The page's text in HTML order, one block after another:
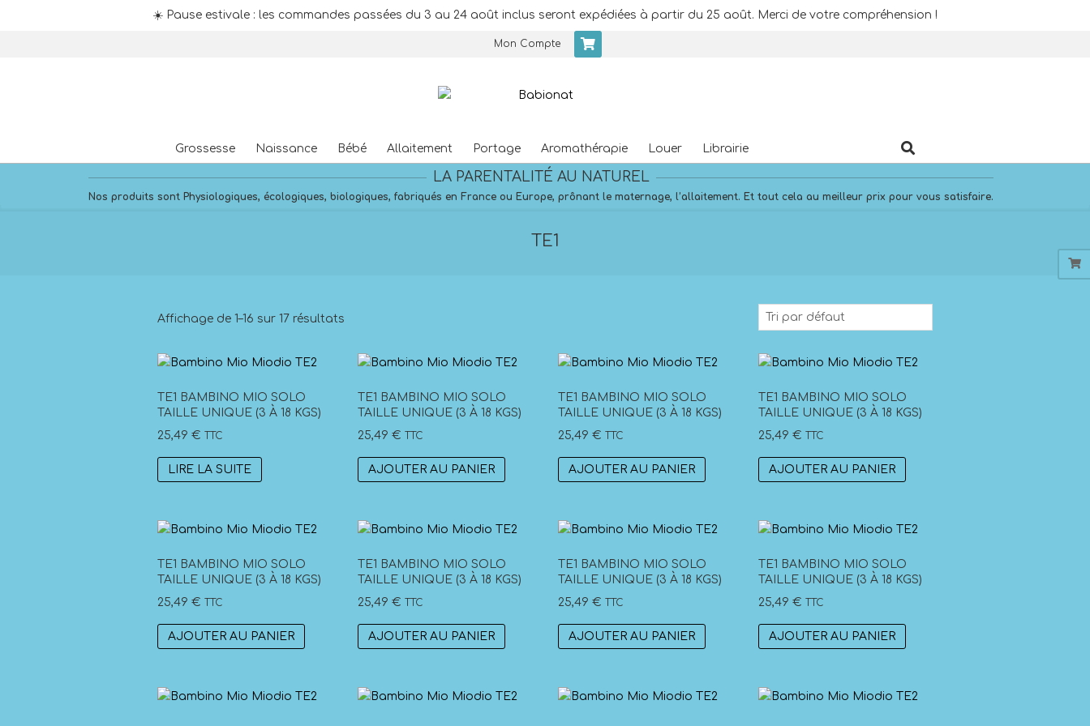
☀️ Pause estivale : les commandes passées du 3 au 24 août inclus seront expédiées à partir du 25 août. Merci de votre compréhension !
Mon Compte
Primary
Navigation
Menu
Grossesse Naissance Bébé Allaitement Portage Aromathérapie Louer Librairie
Search
LA PARENTALITÉ AU NATUREL
Nos produits sont Physiologiques, écologiques, biologiques, fabriqués en France ou Europe, prônant le maternage, l’allaitement. Et tout cela au meilleur prix pour vous satisfaire.
TE1
Affichage de 1–16 sur 17 résultats
TE1 BAMBINO MIO SOLO
TAILLE UNIQUE (3 À 18 KGS)
25,49€ TTC
LIRE LA SUITE
TE1 BAMBINO MIO SOLO
TAILLE UNIQUE (3 À 18 KGS)
25,49€ TTC
AJOUTER AU PANIER
TE1 BAMBINO MIO SOLO
TAILLE UNIQUE (3 À 18 KGS)
25,49€ TTC
AJOUTER AU PANIER
TE1 BAMBINO MIO SOLO
TAILLE UNIQUE (3 À 18 KGS)
25,49€ TTC
AJOUTER AU PANIER
TE1 BAMBINO MIO SOLO
TAILLE UNIQUE (3 À 18 KGS)
25,49€ TTC
AJOUTER AU PANIER
TE1 BAMBINO MIO SOLO
TAILLE UNIQUE (3 À 18 KGS)
25,49€ TTC
AJOUTER AU PANIER
TE1 BAMBINO MIO SOLO
TAILLE UNIQUE (3 À 18 KGS)
25,49€ TTC
AJOUTER AU PANIER
TE1 BAMBINO MIO SOLO
TAILLE UNIQUE (3 À 18 KGS)
25,49€ TTC
AJOUTER AU PANIER